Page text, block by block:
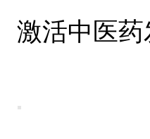
激活中医